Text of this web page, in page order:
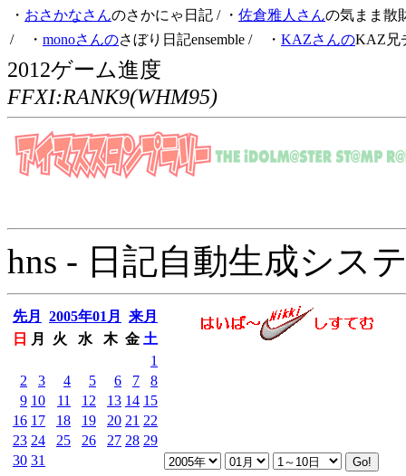
・ おさかなさんのさかにゃ日記 / ・ 佐倉雅人さんの気まま散
/ ・ monoさんのさぼり日記ensemble / ・ KAZさんのKAZ兄
2012ゲーム進度
FFXI:RANK9(WHM95)
hns - 日記自動生成シス
先月 2005年01月
来月
日
月 火 水 木 金 土
1
2
3 4 5 6 7
8
9 10 11 12 13 14 15
16 17 18 19 20 21 22
23 24 25 26 27 28 29
30 31